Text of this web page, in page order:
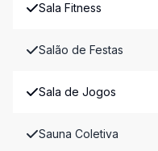
Sala Fitness
Salão de Festas
Sala de Jogos
Sauna Coletiva